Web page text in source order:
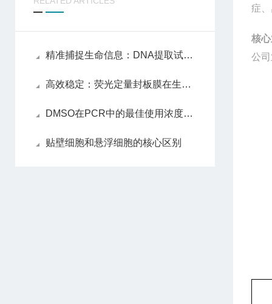
精准捕捉生命信息：DNA提取试剂盒解锁遗传密码的关键
高效稳定：荧光定量封板膜在生物实验中的应用
DMSO在PCR中的最佳使用浓度是多少？
贴壁细胞和悬浮细胞的核心区别
症
核
公